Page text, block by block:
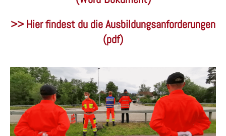
>> Hier findest du die Ausbildungsanforderungen
(pdf)